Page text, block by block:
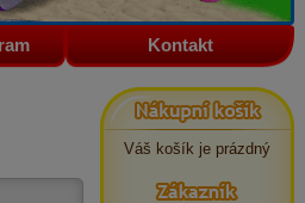
Kontakt
Nákupní košík
Váš košík je prázdný
Zákazník